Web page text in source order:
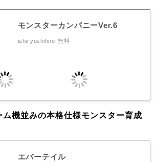
モンスターカンパニーVer.6
ishii yoshihiro 無料
ム機並みの本格仕様モンスター育成
エバーテイル